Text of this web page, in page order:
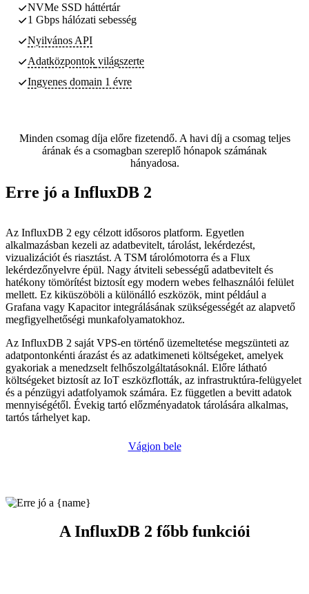
NVMe SSD háttértár
1 Gbps hálózati sebesség
Nyilvános API
Adatközpontok világszerte
Ingyenes domain 1 évre
Minden csomag díja előre fizetendő. A havi díj a csomag teljes
árának és a csomagban szereplő hónapok számának
hányadosa.
Erre jó a InfluxDB 2
Az InfluxDB 2 egy célzott idősoros platform. Egyetlen
alkalmazásban kezeli az adatbevitelt, tárolást, lekérdezést,
vizualizációt és riasztást. A TSM tárolómotorra és a Flux
lekérdezőnyelvre épül. Nagy átviteli sebességű adatbevitelt és
hatékony tömörítést biztosít egy modern webes felhasználói felület
mellett. Ez kiküszöböli a különálló eszközök, mint például a
Grafana vagy Kapacitor integrálásának szükségességét az alapvető
megfigyelhetőségi munkafolyamatokhoz.
Az InfluxDB 2 saját VPS-en történő üzemeltetése megszünteti az
adatpontonkénti árazást és az adatkimeneti költségeket, amelyek
gyakoriak a menedzselt felhőszolgáltatásoknál. Előre látható
költségeket biztosít az IoT eszközflották, az infrastruktúra-felügyelet
és a pénzügyi adatfolyamok számára. Ez független a bevitt adatok
mennyiségétől. Évekig tartó előzményadatok tárolására alkalmas,
tartós tárhelyet kap.
Vágjon bele
A InfluxDB 2 főbb funkciói